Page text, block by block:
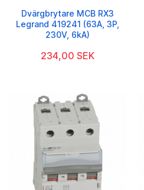
Dvärgbrytare MCB RX3
Legrand 419241 (63A, 3P,
230V, 6kA)
234,00 SEK